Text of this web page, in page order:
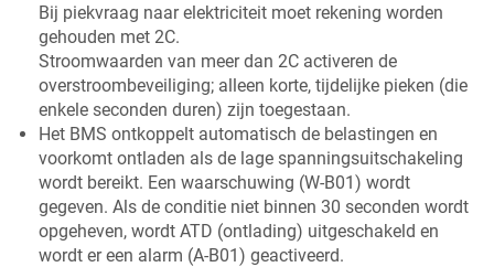
Bij piekvraag naar elektriciteit moet rekening worden
gehouden met 2C.
Stroomwaarden van meer dan 2C activeren de
overstroombeveiliging; alleen korte, tijdelijke pieken (die
enkele seconden duren) zijn toegestaan.
Het BMS ontkoppelt automatisch de belastingen en
voorkomt ontladen als de lage spanningsuitschakeling
wordt bereikt. Een waarschuwing (W-B01) wordt
gegeven. Als de conditie niet binnen 30 seconden wordt
opgeheven, wordt ATD (ontlading) uitgeschakeld en
wordt er een alarm (A-B01) geactiveerd.